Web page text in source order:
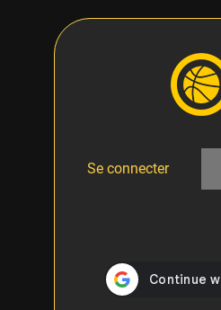
Se connecter